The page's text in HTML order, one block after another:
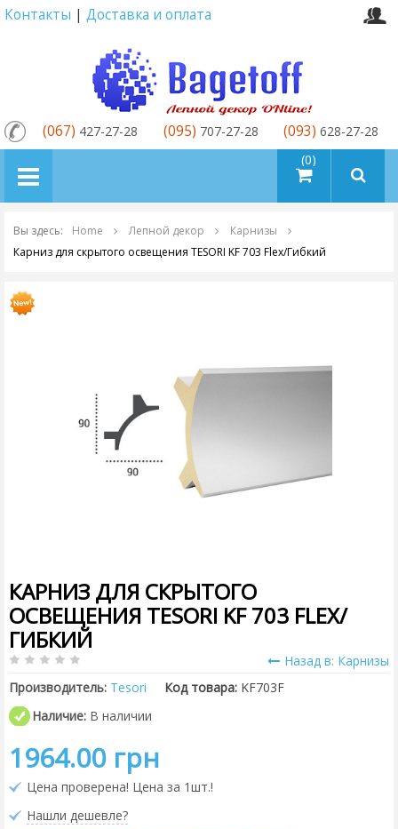
Контакты | Доставка и оплата
товаров (0)
(067) 427-27-28 (095) 707-27-28 (093) 628-27-28
Вы здесь: Home Лепной декор
Карнизы
Карниз для скрытого освещения TESORI KF 703 Flex/Гибкий
КАРНИЗ ДЛЯ СКРЫТОГО
ОСВЕЩЕНИЯ TESORI KF 703 FLEX/
ГИБКИЙ
Назад в: Карнизы
Производитель: Tesori Код товара: KF703F
Наличие: В наличии
1964.00 грн
Цена проверена! Цена за 1шт.!
Нашли дешевле?